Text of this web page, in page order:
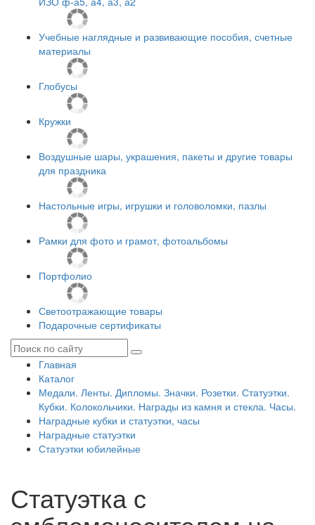
Учебные наглядные и развивающие пособия, счетные
материалы
Глобусы
Кружки
Воздушные шары, украшения, пакеты и другие товары
для праздника
Настольные игры, игрушки и головоломки, пазлы
Рамки для фото и грамот, фотоальбомы
Портфолио
Светоотражающие товары
Подарочные сертификаты
Главная
Каталог
Медали. Ленты. Дипломы. Значки. Розетки. Статуэтки.
Кубки. Колокольчики. Награды из камня и стекла. Часы.
Наградные кубки и статуэтки, часы
Наградные статуэтки
Статуэтки юбилейные
Статуэтка с